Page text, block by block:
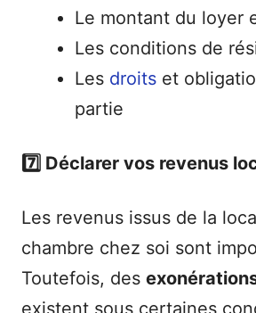
Le montant du loyer
Les conditions de
Les droits et
partie
7️⃣ Déclarer vos revenus
Les revenus issus de la
chambre chez soi sont
Toutefois, des